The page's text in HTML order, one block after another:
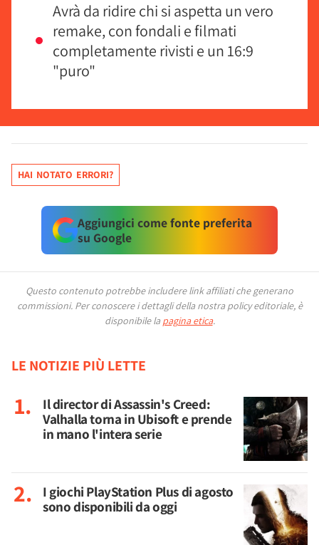
Avrà da ridire chi si aspetta un vero
remake, con fondali e filmati
completamente rivisti e un 16:9
"puro"
HAI NOTATO ERRORI?
Aggiungici come fonte preferita
su Google
Questo contenuto potrebbe includere link affiliati che generano
commissioni. Per conoscere i dettagli della nostra policy editoriale, è
disponibile la pagina etica.
LE NOTIZIE PIÙ LETTE
Il director di Assassin's Creed:
Valhalla torna in Ubisoft e prende
in mano l'intera serie
I giochi PlayStation Plus di agosto
sono disponibili da oggi